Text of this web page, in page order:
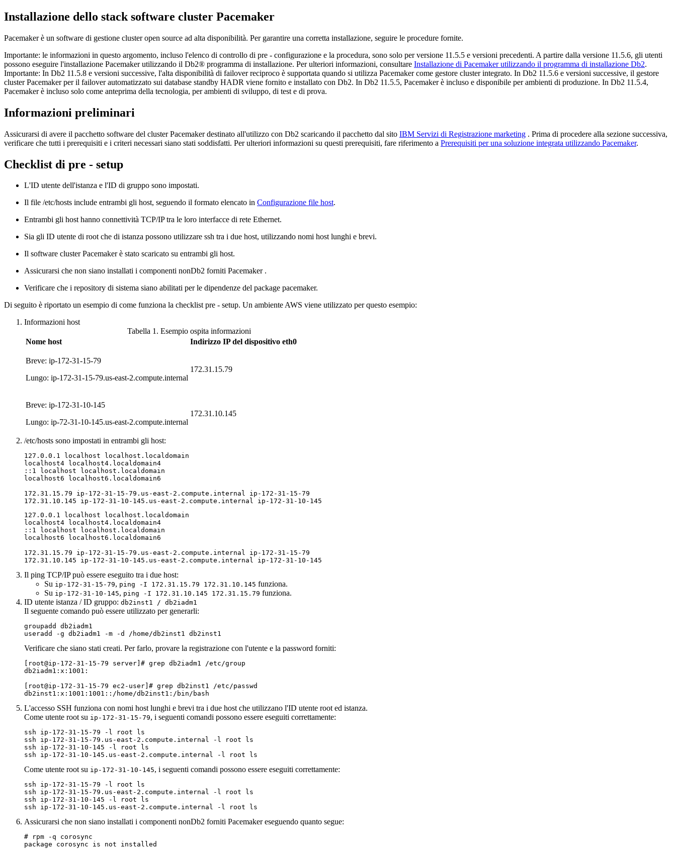
Installazione dello stack software cluster Pacemaker
Pacemakerè un software di gestione cluster open source ad alta disponibilità. Per garantire una corretta installazione, seguire le procedure fornite.
Importante: le informazioni in questo argomento, incluso l'elenco di controllo di pre - configurazione e la procedura, sono solo perversione 11.5.5 e versioni precedenti. A partire dalla versione 11.5.6, gli utenti
possono eseguire l'installazione Pacemakerutilizzando il Db2® programma di installazione. Per ulteriori informazioni, consultare Installazione di Pacemaker utilizzando il programma di installazione Db2.
Importante: In Db2 11.5.8 e versioni successive, l'alta disponibilità di failover reciproco è supportata quando si utilizza Pacemakercome gestore cluster integrato. In Db2 11.5.6 e versioni successive, il gestore
clusterPacemakerper il failover automatizzato sui database standby HADR viene fornito e installato con Db2. In Db2 11.5.5, Pacemakerè incluso e disponibile per ambienti di produzione. In Db2 11.5.4,
Pacemakerè incluso solo come anteprima della tecnologia, per ambienti di sviluppo, di test e di prova.
Informazioni preliminari
Assicurarsi di avere il pacchetto software del clusterPacemakerdestinato all'utilizzo con Db2 scaricando il pacchetto dal sito IBM Servizi di Registrazione marketing . Prima di procedere alla sezione successiva,
verificare che tutti i prerequisiti e i criteri necessari siano stati soddisfatti. Per ulteriori informazioni su questi prerequisiti, fare riferimento a Prerequisiti per una soluzione integrata utilizzando Pacemaker.
Checklist di pre - setup
L'ID utente dell'istanza e l'ID di gruppo sono impostati.
Il file /etc/hosts include entrambi gli host, seguendo il formato elencato in Configurazione file host.
Entrambi gli host hanno connettività TCP/IP tra le loro interfacce di rete Ethernet.
Sia gli ID utente di root che di istanza possono utilizzare ssh tra i due host, utilizzando nomi host lunghi e brevi.
Il software clusterPacemakerè stato scaricato su entrambi gli host.
Assicurarsi che non siano installati i componenti nonDb2 forniti Pacemaker.
Verificare che i repository di sistema siano abilitati per le dipendenze del package pacemaker.
Di seguito è riportato un esempio di come funziona la checklist pre - setup. Un ambiente AWS viene utilizzato per questo esempio:
Informazioni host
Tabella 1. Esempio ospita informazioni
Nome host
Indirizzo IP del dispositivo eth0
Breve: ip-172-31-15-79
Lungo: ip-172-31-15-79.us-east-2.compute.internal
172.31.15.79
Breve: ip-172-31-10-145
Lungo: ip-72-31-10-145.us-east-2.compute.internal
172.31.10.145
/etc/hosts sono impostati in entrambi gli host:
127.0.0.1 localhost localhost.localdomain
localhost4 localhost4.localdomain4
::1 localhost localhost.localdomain
localhost6 localhost6.localdomain6
172.31.15.79 ip-172-31-15-79.us-east-2.compute.internal ip-172-31-15-79
172.31.10.145 ip-172-31-10-145.us-east-2.compute.internal ip-172-31-10-145
127.0.0.1 localhost localhost.localdomain
localhost4 localhost4.localdomain4
::1 localhost localhost.localdomain
localhost6 localhost6.localdomain6
172.31.15.79 ip-172-31-15-79.us-east-2.compute.internal ip-172-31-15-79
172.31.10.145 ip-172-31-10-145.us-east-2.compute.internal ip-172-31-10-145
Il ping TCP/IP può essere eseguito tra i due host:
Su ip-172-31-15-79, ping -I 172.31.15.79 172.31.10.145 funziona.
Su ip-172-31-10-145, ping -I 172.31.10.145 172.31.15.79 funziona.
ID utente istanza / ID gruppo: db2inst1 / db2iadm1
Il seguente comando può essere utilizzato per generarli:
groupadd db2iadm1
useradd -g db2iadm1 -m -d /home/db2inst1 db2inst1
Verificare che siano stati creati. Per farlo, provare la registrazione con l'utente e la password forniti:
[root@ip-172-31-15-79 server]# grep db2iadm1 /etc/group
db2iadm1:x:1001:
[root@ip-172-31-15-79 ec2-user]# grep db2inst1 /etc/passwd
db2inst1:x:1001:1001::/home/db2inst1:/bin/bash
L'accesso SSH funziona con nomi host lunghi e brevi tra i due host che utilizzano l'ID utente root ed istanza.
Come utente root su ip-172-31-15-79, i seguenti comandi possono essere eseguiti correttamente:
ssh ip-172-31-15-79 -l root ls
ssh ip-172-31-15-79.us-east-2.compute.internal -l root ls
ssh ip-172-31-10-145 -l root ls
ssh ip-172-31-10-145.us-east-2.compute.internal -l root ls
Come utente root su ip-172-31-10-145, i seguenti comandi possono essere eseguiti correttamente:
ssh ip-172-31-15-79 -l root ls
ssh ip-172-31-15-79.us-east-2.compute.internal -l root ls
ssh ip-172-31-10-145 -l root ls
ssh ip-172-31-10-145.us-east-2.compute.internal -l root ls
Assicurarsi che non siano installati i componenti nonDb2 forniti Pacemakereseguendo quanto segue:
# rpm -q corosync
package corosync is not installed